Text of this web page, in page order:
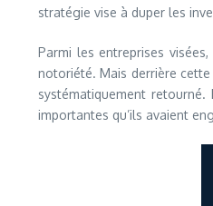
stratégie vise à duper les
Parmi les entreprises
notoriété. Mais derrière
systématiquement
importantes qu’ils avaient